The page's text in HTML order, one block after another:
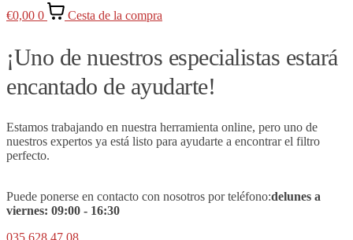
€0,00 0 Cesta de la compra
¡Uno de nuestros especialistas estará
encantado de ayudarte!
Estamos trabajando en nuestra herramienta online, pero uno de
nuestros expertos ya está listo para ayudarte a encontrar el filtro
perfecto.
Puede ponerse en contacto con nosotros por teléfono:delunes a
viernes: 09:00 - 16:30
035 628 47 08